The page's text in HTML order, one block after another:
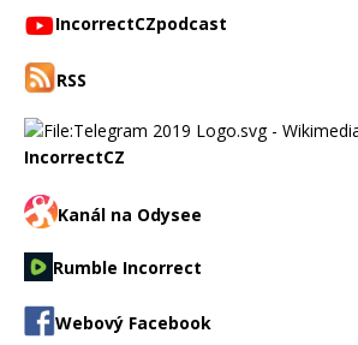
IncorrectCZpodcast
RSS
IncorrectCZ
Kanál na Odysee
Rumble Incorrect
Webový Facebook